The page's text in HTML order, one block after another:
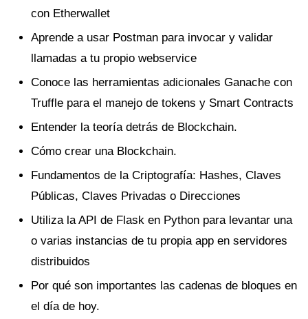
con Etherwallet
Aprende a usar Postman para invocar y validar
llamadas a tu propio webservice
Conoce las herramientas adicionales Ganache con
Truffle para el manejo de tokens y Smart Contracts
Entender la teoría detrás de Blockchain.
Cómo crear una Blockchain.
Fundamentos de la Criptografía: Hashes, Claves
Públicas, Claves Privadas o Direcciones
Utiliza la API de Flask en Python para levantar una
o varias instancias de tu propia app en servidores
distribuidos
Por qué son importantes las cadenas de bloques en
el día de hoy.